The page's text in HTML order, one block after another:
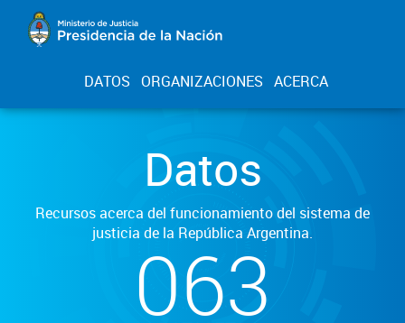
DATOS ORGANIZACIONES ACERCA
Datos
Recursos acerca del funcionamiento del sistema de
justicia de la República Argentina.
063